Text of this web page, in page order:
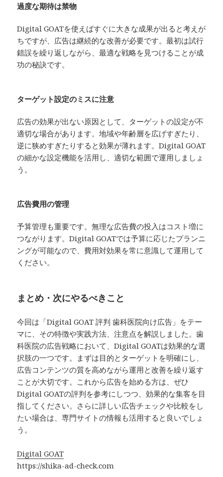
過度な期待は禁物
Digital GOATを使えばすぐに大きな成果が出ると考えが
ちですが、広告は継続的な改善が必要です。最初は試行
錯誤を繰り返しながら、最適な戦略を見つけることが成
功の秘訣です。
ターゲット設定のミスに注意
広告の効果が出ない原因として、ターゲットの設定が不
適切な場合があります。地域や年齢層を広げすぎたり、
逆に狭めすぎたりすると効果が薄れます。Digital GOAT
の細かな設定機能を活用し、適切な範囲で運用しましょ
う。
広告費用の管理
予算管理も重要です。無理な広告費の投入はコスト増に
つながります。Digital GOATでは予算に応じたプランニ
ングが可能なので、費用対効果を常に意識して運用して
ください。
まとめ・次にやるべきこと
今回は「Digital GOAT 評判 歯科医院向け広告」をテー
マに、その特徴や実践方法、注意点を解説しました。歯
科医院の広告戦略において、Digital GOATは効果的な選
択肢の一つです。まずは目的とターゲットを明確にし、
広告コンテンツの質を高めながら運用と改善を繰り返す
ことが大切です。これから広告を始める方は、ぜひ
Digital GOATの評判を参考にしつつ、効果的な集客を目
指してください。さらに詳しい広告チェックや比較をし
たい場合は、専門サイトの情報も活用すると良いでしょ
う。
Digital GOAT
https://shika-ad-check.com